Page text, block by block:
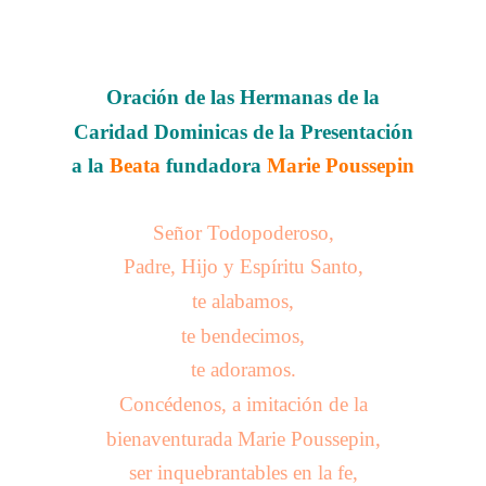
Oración de las Hermanas de la
Caridad Dominicas de la Presentación
a la Beata fundadora Marie Poussepin
Señor Todopoderoso,
Padre, Hijo y Espíritu Santo,
te alabamos,
te bendecimos,
te adoramos.
Concédenos, a imitación de la
bienaventurada Marie Poussepin,
ser inquebrantables en la fe,